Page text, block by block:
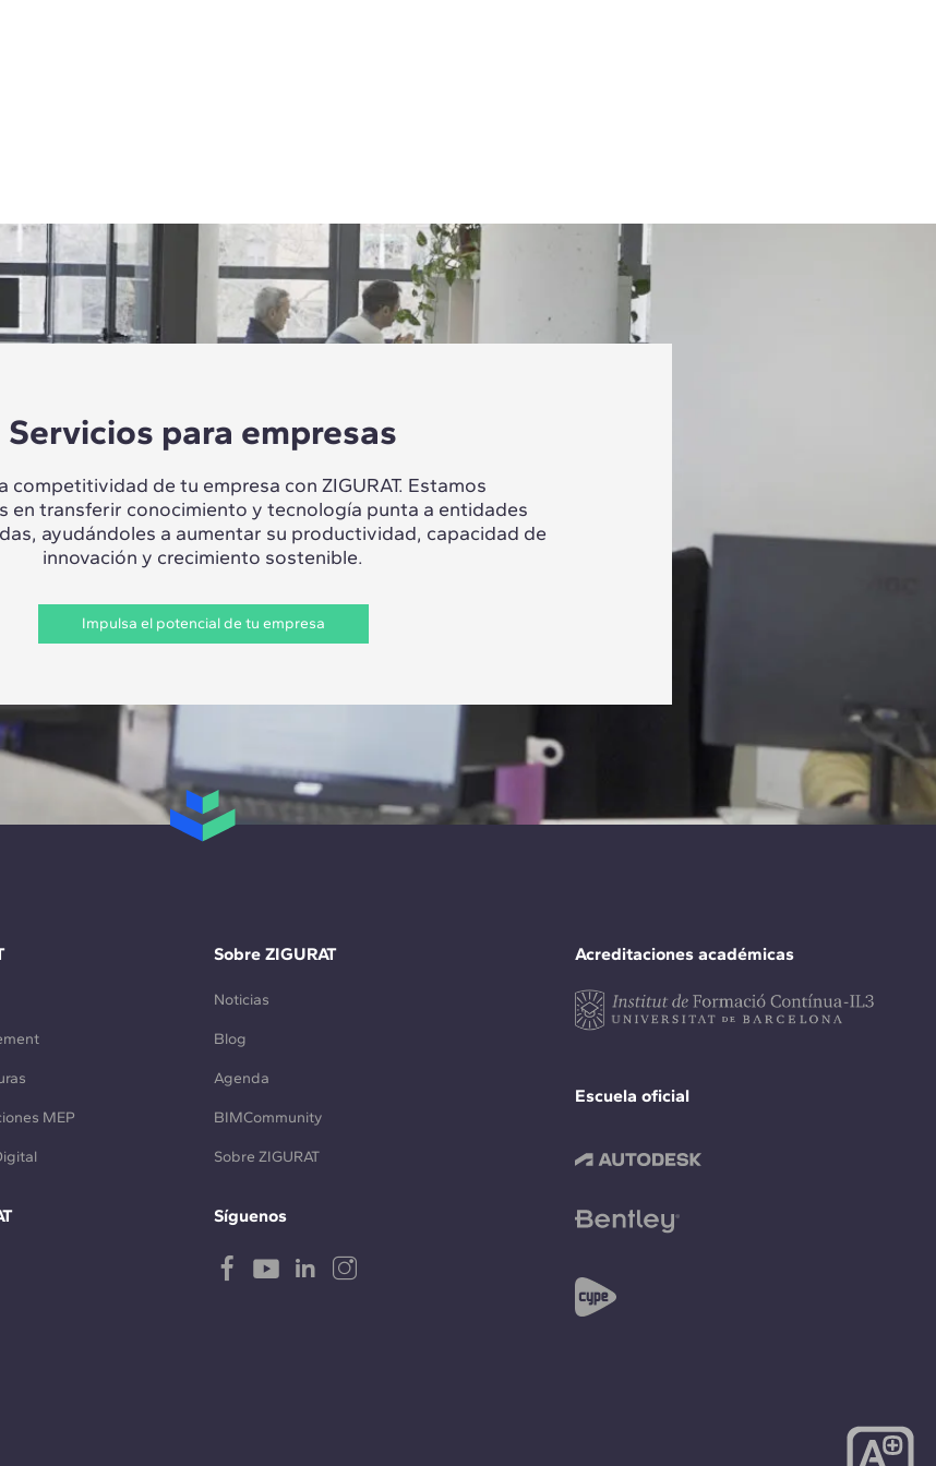
Servicios para empresas
competitividad de tu empresa con ZIGURAT. Estamos
en transferir conocimiento y tecnología punta a entidades
ayudándoles a aumentar su productividad, capacidad de
innovación y crecimiento sostenible.
Impulsa el potencial de tu empresa
Acreditaciones académicas
Escuela oficial
MEP
Sobre ZIGURAT
Noticias
Blog
Agenda
BIMCommunity
Sobre ZIGURAT
Síguenos